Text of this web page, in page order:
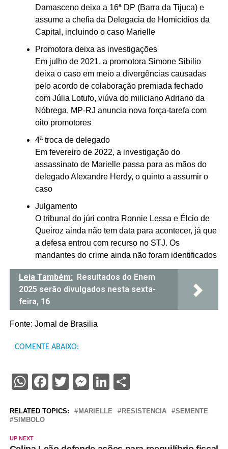
Damasceno deixa a 16ª DP (Barra da Tijuca) e
assume a chefia da Delegacia de Homicídios da
Capital, incluindo o caso Marielle
Promotora deixa as investigações
Em julho de 2021, a promotora Simone Sibilio
deixa o caso em meio a divergências causadas
pelo acordo de colaboração premiada fechado
com Júlia Lotufo, viúva do miliciano Adriano da
Nóbrega. MP-RJ anuncia nova força-tarefa com
oito promotores
4ª troca de delegado
Em fevereiro de 2022, a investigação do
assassinato de Marielle passa para as mãos do
delegado Alexandre Herdy, o quinto a assumir o
caso
Julgamento
O tribunal do júri contra Ronnie Lessa e Élcio de
Queiroz ainda não tem data para acontecer, já que
a defesa entrou com recurso no STJ. Os
mandantes do crime ainda não foram identificados
Leia Também: Resultados do Enem
2025 serão divulgados nesta sexta-
feira, 16
Fonte: Jornal de Brasilia
COMENTE ABAIXO:
WhatsApp
Facebook
Twitter
Messenger
LinkedIn
Share
RELATED TOPICS: MARIELLE RESISTENCIA
SEMENTE
SIMBOLO
UP NEXT